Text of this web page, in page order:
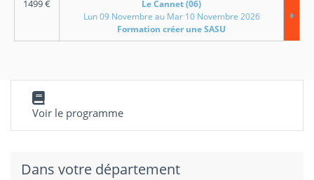
1499€
Le Cannet (06)
Lun 09 Novembre au Mar 10 Novembre 2026
Formation créer une SASU
Voir le programme
Dans votre département